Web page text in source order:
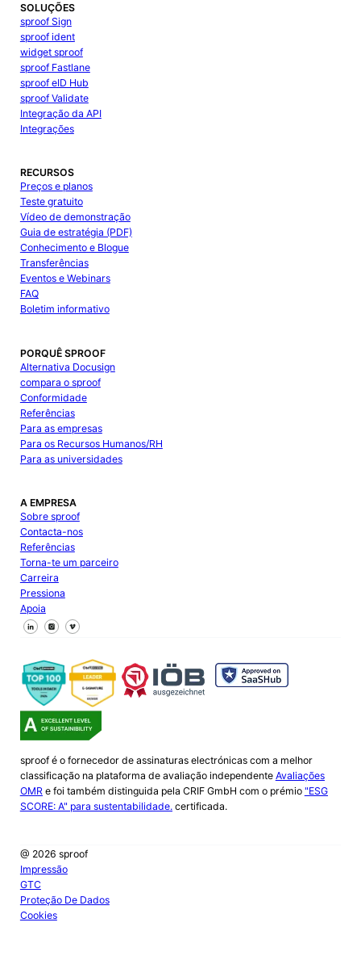
SOLUÇÕES
sproof Sign
sproof ident
widget sproof
sproof Fastlane
sproof eID Hub
sproof Validate
Integração da API
Integrações
RECURSOS
Preços e planos
Teste gratuito
Vídeo de demonstração
Guia de estratégia (PDF)
Conhecimento e Blogue
Transferências
Eventos e Webinars
FAQ
Boletim informativo
PORQUÊ SPROOF
Alternativa Docusign
compara o sproof
Conformidade
Referências
Para as empresas
Para os Recursos Humanos/RH
Para as universidades
A EMPRESA
Sobre sproof
Contacta-nos
Referências
Torna-te um parceiro
Carreira
Pressiona
Apoia
Segue-nos no Facebook
Segue-nos no X
Segue-nos no LinkedIn
sproof é o fornecedor de assinaturas electrónicas com a melhor
classificação na plataforma de avaliação independente Avaliações
OMRe foi também distinguida pela CRIF GmbH com o prémio "ESG
SCORE: A" para sustentabilidade.certificada.
@ 2026 sproof
Impressão
GTC
Proteção De Dados
Cookies